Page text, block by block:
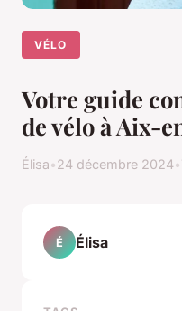
VÉLO
Votre guide
de vélo à Aix-
Élisa•24 décembre 2024•
É Élisa